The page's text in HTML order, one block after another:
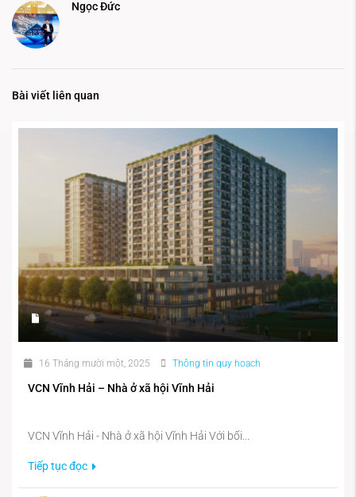
Ngọc Đức
Bài viết liên quan
16 Tháng mười một, 2025 Thông tin quy hoạch
VCN Vĩnh Hải – Nhà ở xã hội Vĩnh Hải
VCN Vĩnh Hải - Nhà ở xã hội Vĩnh Hải Với bối...
Tiếp tục đọc